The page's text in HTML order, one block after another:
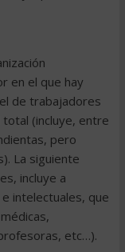
en el que hay
de trabajadores
(incluye, entre
pero
La siguiente
incluye a
intelectuales, que
etc…).